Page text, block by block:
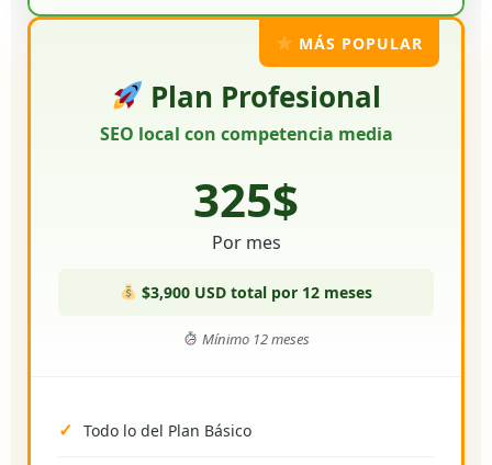
MÁS POPULAR
Plan Profesional
SEO local con competencia media
325$
Por mes
$3,900 USD total por 12 meses
Mínimo 12 meses
Todo lo del Plan Básico